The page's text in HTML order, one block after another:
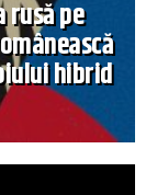
pe
hibrid